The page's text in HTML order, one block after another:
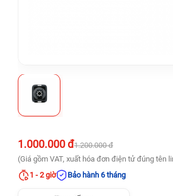
1.000.000 đ1.200.000 đ
(Giá gồm VAT, xuất hóa đơn điện tử đúng tên
1 - 2 giờ
Bảo hành 6 tháng